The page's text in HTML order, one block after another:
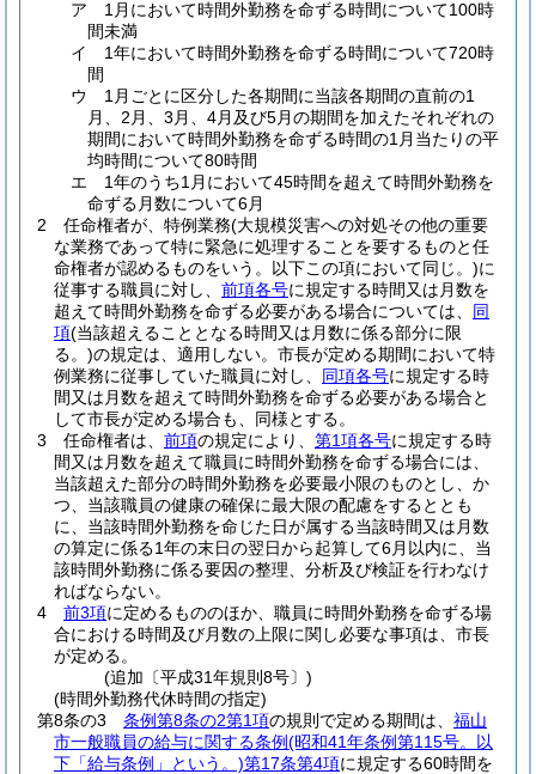
ア
1月において時間外勤務を命ずる時間について100時
間未満
イ
1年において時間外勤務を命ずる時間について720時
間
ウ
1月ごとに区分した各期間に当該各期間の直前の1
月、2月、3月、4月及び5月の期間を加えたそれぞれの
期間において時間外勤務を命ずる時間の1月当たりの平
均時間について80時間
エ
1年のうち1月において45時間を超えて時間外勤務を
命ずる月数について6月
2
任命権者が、特例業務(大規模災害への対処その他の重要
な業務であって特に緊急に処理することを要するものと任
命権者が認めるものをいう。以下この項において同じ。)に
従事する職員に対し、 前項各号に規定する時間又は月数を
超えて時間外勤務を命ずる必要がある場合については、 同
項(当該超えることとなる時間又は月数に係る部分に限
る。)の規定は、適用しない。 市長が定める期間において特
例業務に従事していた職員に対し、 同項各号に規定する時
間又は月数を超えて時間外勤務を命ずる必要がある場合と
して市長が定める場合も、同様とする。
3
任命権者は、 前項の規定により、 第1項各号に規定する時
間又は月数を超えて職員に時間外勤務を命ずる場合には、
当該超えた部分の時間外勤務を必要最小限のものとし、か
つ、当該職員の健康の確保に最大限の配慮をするととも
に、当該時間外勤務を命じた日が属する当該時間又は月数
の算定に係る1年の末日の翌日から起算して6月以内に、当
該時間外勤務に係る要因の整理、分析及び検証を行わなけ
ればならない。
4
前3項に定めるもののほか、職員に時間外勤務を命ずる場
合における時間及び月数の上限に関し必要な事項は、市長
が定める。
(追加〔平成31年規則8号〕)
(時間外勤務代休時間の指定)
第8条の3
条例第8条の2第1項の規則で定める期間は、 福山
市一般職員の給与に関する条例(昭和41年条例第115号。以
下「給与条例」という。)第17条第4項に規定する60時間を